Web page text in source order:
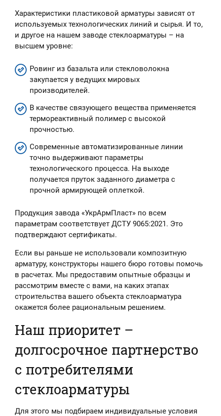
Характеристики пластиковой арматуры зависят от
используемых технологических линий и сырья. И то,
и другое на нашем заводе стеклоарматуры – на
высшем уровне:
Ровинг из базальта или стекловолокна
закупается у ведущих мировых
производителей.
В качестве связующего вещества применяется
термореактивный полимер с высокой
прочностью.
Современные автоматизированные линии
точно выдерживают параметры
технологического процесса. На выходе
получается пруток заданного диаметра с
прочной армирующей оплеткой.
Продукция завода «УкрАрмПласт» по всем
параметрам соответствует ДСТУ 9065:2021. Это
подтверждают сертификаты.
Если вы раньше не использовали композитную
арматуру, конструкторы нашего бюро готовы помочь
в расчетах. Мы предоставим опытные образцы и
рассмотрим вместе с вами, на каких этапах
строительства вашего объекта стеклоарматура
окажется более рациональным решением.
Наш приоритет –
долгосрочное партнерство
с потребителями
стеклоарматуры
Для этого мы подбираем индивидуальные условия